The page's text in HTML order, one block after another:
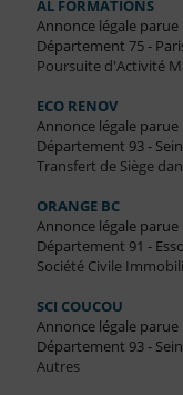
AL FORMATIONS
Annonce légale
Département 75 -
Poursuite d'Activité
ECO RENOV
Annonce légale
Département 93 -
Transfert de Siège
ORANGE BC
Annonce légale
Département 91 -
Société Civile
SCI COUCOU
Annonce légale
Département 93 -
Autres